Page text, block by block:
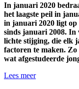
In januari 2020
het laagste peil in
in januari 2020 ligt op
sinds januari 2008. In
lichte stijging, die elk
factoren te maken.
wat afgestudeerde
Lees meer